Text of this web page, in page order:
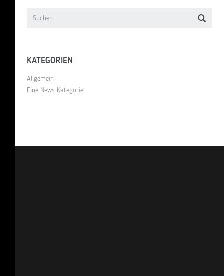
KATEGORIEN
Allgemein
Eine News Kategorie